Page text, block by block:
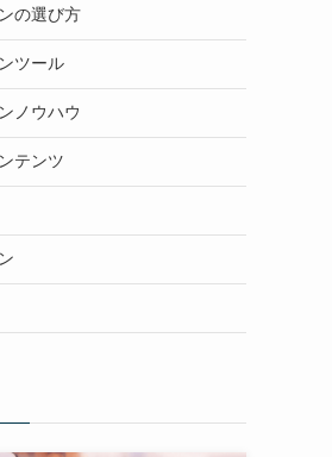
の選び方
ツール
ノウハウ
テンツ